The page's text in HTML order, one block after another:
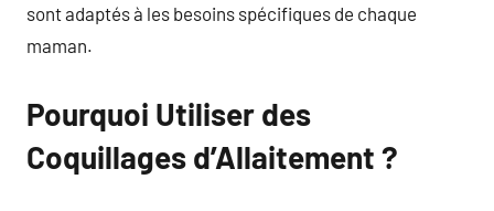
sont adaptés à les besoins spécifiques de chaque
maman.
Pourquoi Utiliser des
Coquillages d’Allaitement ?